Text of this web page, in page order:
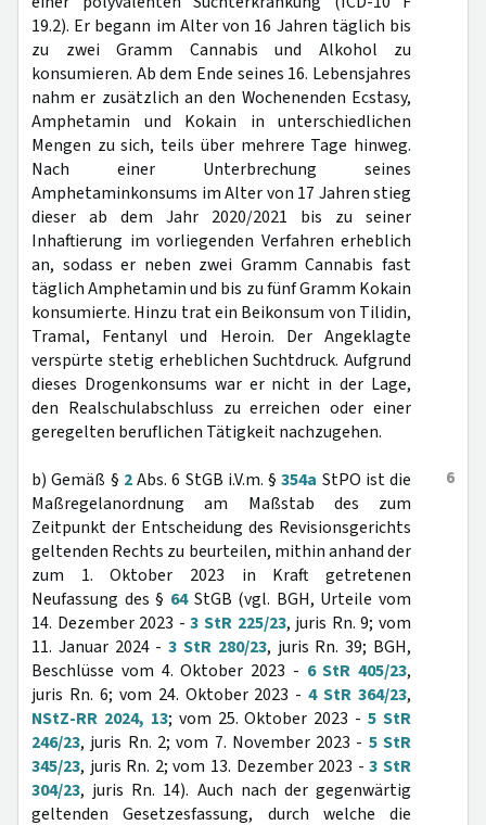
19.2). Er begann im Alter von 16 Jahren täglich bis
zu zwei Gramm Cannabis und Alkohol zu
konsumieren. Ab dem Ende seines 16. Lebensjahres
nahm er zusätzlich an den Wochenenden Ecstasy,
Amphetamin und Kokain in unterschiedlichen
Mengen zu sich, teils über mehrere Tage hinweg.
Nach einer Unterbrechung seines
Amphetaminkonsums im Alter von 17 Jahren stieg
dieser ab dem Jahr 2020/2021 bis zu seiner
Inhaftierung im vorliegenden Verfahren erheblich
an, sodass er neben zwei Gramm Cannabis fast
täglich Amphetamin und bis zu fünf Gramm Kokain
konsumierte. Hinzu trat ein Beikonsum von Tilidin,
Tramal, Fentanyl und Heroin. Der Angeklagte
verspürte stetig erheblichen Suchtdruck. Aufgrund
dieses Drogenkonsums war er nicht in der Lage,
den Realschulabschluss zu erreichen oder einer
geregelten beruflichen Tätigkeit nachzugehen.
6
b) Gemäß § 2Abs. 6 StGB i.V.m. §354a StPO ist die
Maßregelanordnung am Maßstab des zum
Zeitpunkt der Entscheidung des Revisionsgerichts
geltenden Rechts zu beurteilen, mithin anhand der
zum 1. Oktober 2023 in Kraft getretenen
Neufassung des § 64StGB (vgl. BGH, Urteile vom
14. Dezember 2023 -3 StR 225/23, juris Rn. 9; vom
11. Januar 2024 -3 StR 280/23, juris Rn. 39; BGH,
Beschlüsse vom 4. Oktober 2023 - 6 StR 405/23,
juris Rn. 6; vom 24. Oktober 2023 -4 StR 364/23,
NStZ-RR 2024, 13; vom 25. Oktober 2023 -5 StR
246/23, juris Rn. 2; vom 7. November 2023 - 5 StR
345/23, juris Rn. 2; vom 13. Dezember 2023 -3 StR
304/23, juris Rn. 14). Auch nach der gegenwärtig
geltenden Gesetzesfassung, durch welche die